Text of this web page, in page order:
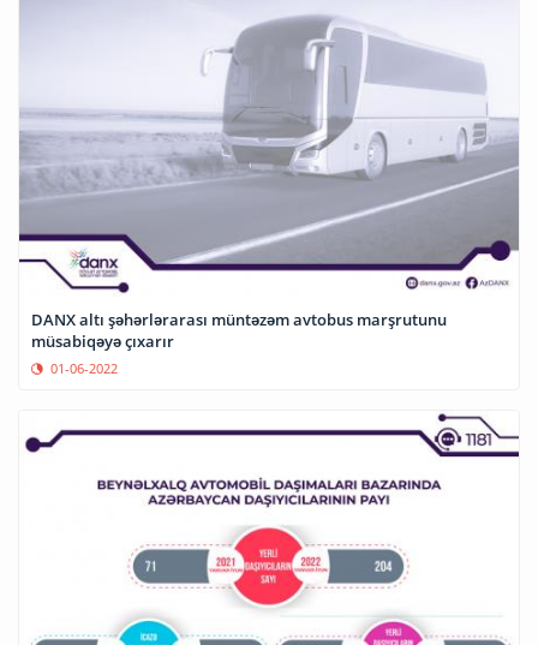
DANX altı şəhərlərarası müntəzəm avtobus marşrutunu
müsabiqəyə çıxarır
01-06-2022